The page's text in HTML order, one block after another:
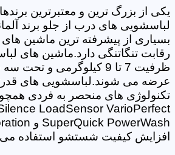
یکی از بزرگ ترین و معتبرترین
لباسشویی های درب از جلو برند
بسیاری از پیشرفته ترین ماشین
رقابت تنگاتنگی دارد.ماشین های
عرضه می شوند.لباسشویی های
LoadSensor VarioPerfect
افزایش کیفیت شستشو استفاده می